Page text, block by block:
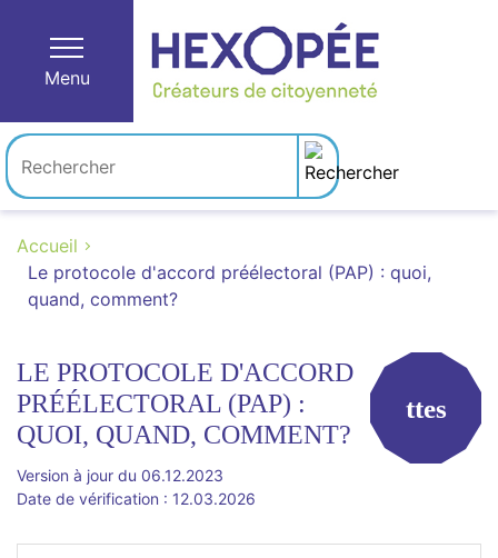
Menu
Accueil
Le protocole d'accord préélectoral (PAP) : quoi,
quand, comment?
LE PROTOCOLE D'ACCORD
PRÉÉLECTORAL (PAP) :
QUOI, QUAND, COMMENT?
ttes
Version à jour du 06.12.2023
Date de vérification : 12.03.2026